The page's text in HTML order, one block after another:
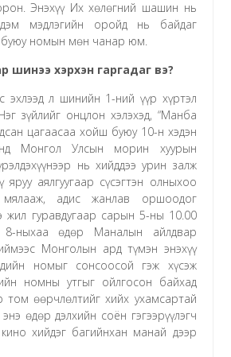
Энэхүү Их хөлөгний шашин нь
мэдлэгийн оройд нь байдаг
буюу номын мөн чанар юм.
шинээ хэрхэн гаргадаг вэ?
эхлээд л шинийн 1-ний үүр хүртэл
зүйлийг онцлон хэлэхэд, “Манба
цагаасаа хойш буюу 10-н хэдэн
Монгол Улсын морин хуурын
нь хийддээ урин залж
яруу аялгуугаар сүсэгтэн олныхоо
мялааж, адис жанлав оршоодог
жил гуравдугаар сарын 5-ны 10.00
ныхаа өдөр Маналын айлдвар
Монголын ард түмэн энэхүү
номыг сонсоосой гэж хүсэж
номны утгыг ойлгосон байхад
том өөрчлөлтийг хийх ухамсартай
өдөр дэлхийн соён гэгээрүүлэгч
хийдэг багийнхан манай дээр